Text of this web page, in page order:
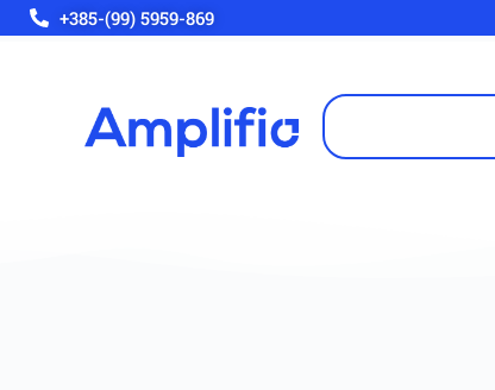
+385-(99) 5959-869